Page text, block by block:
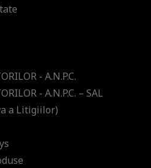
- A.N.P.C.
- A.N.P.C. – SAL
a Litigiilor)